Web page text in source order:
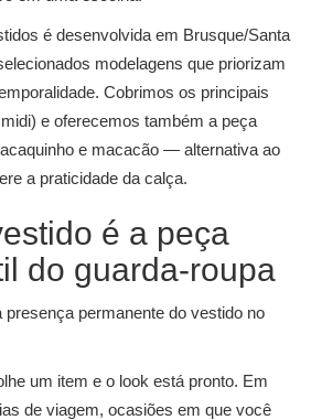
é desenvolvida em Brusque/Santa
modelagens que priorizam
Cobrimos os principais
e oferecemos também a peça
e macacão — alternativa ao
a praticidade da calça.
é a peça
do guarda-roupa
permanente do vestido no
um item e o look está pronto. Em
de viagem, ocasiões em que você